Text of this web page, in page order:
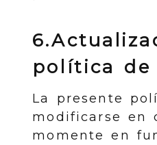
política de
La presente
modificarse en
momente en